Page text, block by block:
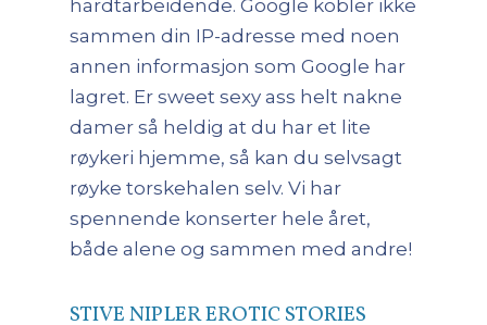
hardtarbeidende. Google kobler ikke
sammen din IP-adresse med noen
annen informasjon som Google har
lagret. Er sweet sexy ass helt nakne
damer så heldig at du har et lite
røykeri hjemme, så kan du selvsagt
røyke torskehalen selv. Vi har
spennende konserter hele året,
både alene og sammen med andre!
STIVE NIPLER EROTIC STORIES